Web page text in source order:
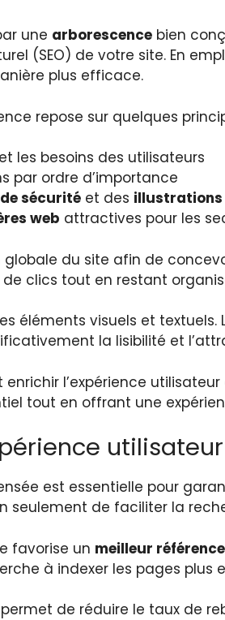
une arborescence bien
(SEO) de votre site. En
plus efficace.
repose sur quelques
les besoins des utilisateurs
par ordre d’importance
sécurité et des illustrations
web attractives pour les
globale du site afin de
clics tout en restant
éléments visuels et textuels.
la lisibilité et
enrichir l’expérience
tout en offrant une
utilisateur
est essentielle pour
seulement de faciliter la
favorise un meilleur
à indexer les pages
de réduire le taux de